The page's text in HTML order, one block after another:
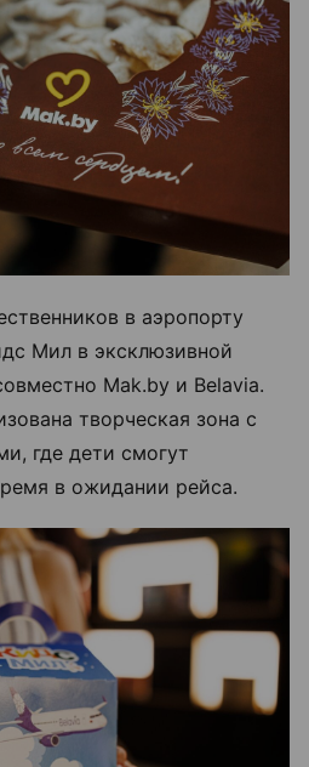
в аэропорту
Мил в эксклюзивной
Mak.by и Belavia.
творческая зона с
где дети смогут
в ожидании рейса.